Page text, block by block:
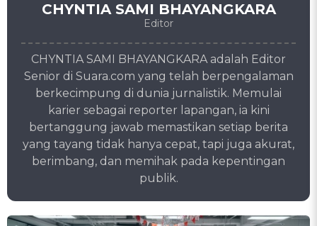
CHYNTIA SAMI BHAYANGKARA
Editor
CHYNTIA SAMI BHAYANGKARA adalah Editor
Senior di Suara.com yang telah berpengalaman
berkecimpung di dunia jurnalistik. Memulai
karier sebagai reporter lapangan, ia kini
bertanggung jawab memastikan setiap berita
yang tayang tidak hanya cepat, tapi juga akurat,
berimbang, dan memihak pada kepentingan
publik.